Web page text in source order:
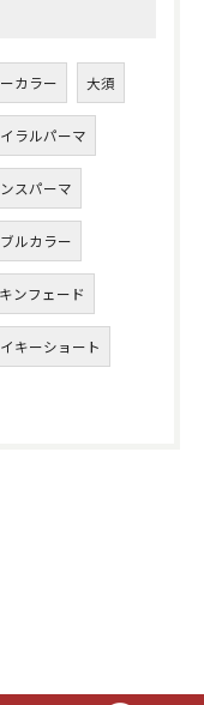
カラー 大須
ラルパーマ
スパーマ
ルカラー
ンフェード
キーショート